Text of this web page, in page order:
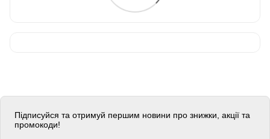
Підписуйся та отримуй першим новини про знижки, акції та
промокоди!